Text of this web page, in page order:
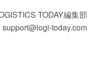
TODAY編集部
support@logi-today.com